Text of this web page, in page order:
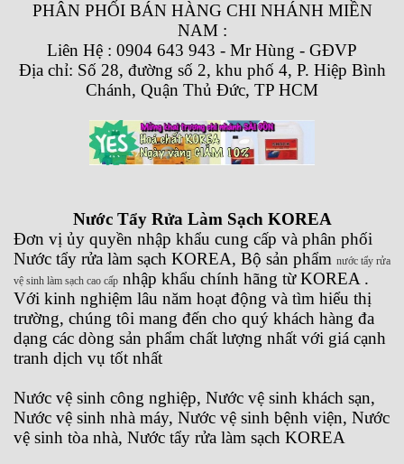
PHÂN PHỐI BÁN HÀNG CHI NHÁNH MIỀN
NAM :
Liên Hệ : 0904 643 943 - Mr Hùng - GĐVP
Địa chỉ: Số 28, đường số 2, khu phố 4, P. Hiệp Bình
Chánh, Quận Thủ Đức, TP HCM
Nước Tẩy Rửa Làm Sạch KOREA
Đơn vị ủy quyền nhập khẩu cung cấp và phân phối
Nước tẩy rửa làm sạch KOREA, Bộ sản phẩm nước tẩy rửa
vệ sinh làm sạch cao cấp nhập khẩu chính hãng từ KOREA .
Với kinh nghiệm lâu năm hoạt động và tìm hiểu thị
trường, chúng tôi mang đến cho quý khách hàng đa
dạng các dòng sản phẩm chất lượng nhất với giá cạnh
tranh dịch vụ tốt nhất
Nước vệ sinh công nghiệp, Nước vệ sinh khách sạn,
Nước vệ sinh nhà máy, Nước vệ sinh bệnh viện, Nước
vệ sinh tòa nhà, Nước tẩy rửa làm sạch KOREA